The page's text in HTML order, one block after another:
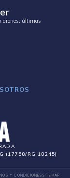
drones: últimas
(17758/RG 18245)
Y CONDICIONES SITEMAP